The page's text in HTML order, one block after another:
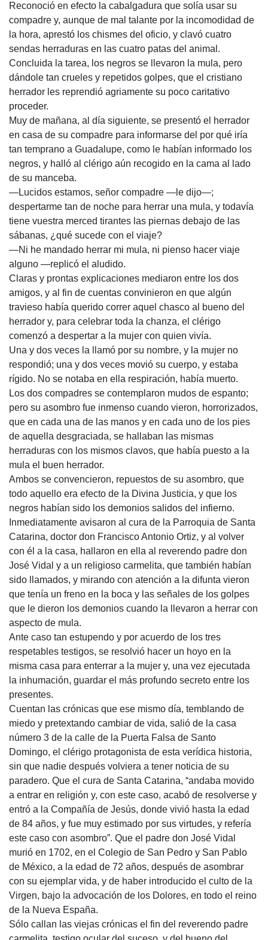
Reconoció en efecto la cabalgadura que solía usar su
compadre y, aunque de mal talante por la incomodidad de
la hora, aprestó los chismes del oficio, y clavó cuatro
sendas herraduras en las cuatro patas del animal.
Concluida la tarea, los negros se llevaron la mula, pero
dándole tan crueles y repetidos golpes, que el cristiano
herrador les reprendió agriamente su poco caritativo
proceder.
Muy de mañana, al día siguiente, se presentó el herrador
en casa de su compadre para informarse del por qué iría
tan temprano a Guadalupe, como le habían informado los
negros, y halló al clérigo aún recogido en la cama al lado
de su manceba.
—Lucidos estamos, señor compadre —le dijo—;
despertarme tan de noche para herrar una mula, y todavía
tiene vuestra merced tirantes las piernas debajo de las
sábanas, ¿qué sucede con el viaje?
—Ni he mandado herrar mi mula, ni pienso hacer viaje
alguno —replicó el aludido.
Claras y prontas explicaciones mediaron entre los dos
amigos, y al fin de cuentas convinieron en que algún
travieso había querido correr aquel chasco al bueno del
herrador y, para celebrar toda la chanza, el clérigo
comenzó a despertar a la mujer con quien vivía.
Una y dos veces la llamó por su nombre, y la mujer no
respondió; una y dos veces movió su cuerpo, y estaba
rígido. No se notaba en ella respiración, había muerto.
Los dos compadres se contemplaron mudos de espanto;
pero su asombro fue inmenso cuando vieron, horrorizados,
que en cada una de las manos y en cada uno de los pies
de aquella desgraciada, se hallaban las mismas
herraduras con los mismos clavos, que había puesto a la
mula el buen herrador.
Ambos se convencieron, repuestos de su asombro, que
todo aquello era efecto de la Divina Justicia, y que los
negros habían sido los demonios salidos del infierno.
Inmediatamente avisaron al cura de la Parroquia de Santa
Catarina, doctor don Francisco Antonio Ortiz, y al volver
con él a la casa, hallaron en ella al reverendo padre don
José Vidal y a un religioso carmelita, que también habían
sido llamados, y mirando con atención a la difunta vieron
que tenía un freno en la boca y las señales de los golpes
que le dieron los demonios cuando la llevaron a herrar con
aspecto de mula.
Ante caso tan estupendo y por acuerdo de los tres
respetables testigos, se resolvió hacer un hoyo en la
misma casa para enterrar a la mujer y, una vez ejecutada
la inhumación, guardar el más profundo secreto entre los
presentes.
Cuentan las crónicas que ese mismo día, temblando de
miedo y pretextando cambiar de vida, salió de la casa
número 3 de la calle de la Puerta Falsa de Santo
Domingo, el clérigo protagonista de esta verídica historia,
sin que nadie después volviera a tener noticia de su
paradero. Que el cura de Santa Catarina, “andaba movido
a entrar en religión y, con este caso, acabó de resolverse y
entró a la Compañía de Jesús, donde vivió hasta la edad
de 84 años, y fue muy estimado por sus virtudes, y refería
este caso con asombro”. Que el padre don José Vidal
murió en 1702, en el Colegio de San Pedro y San Pablo
de México, a la edad de 72 años, después de asombrar
con su ejemplar vida, y de haber introducido el culto de la
Virgen, bajo la advocación de los Dolores, en todo el reino
de la Nueva España.
Sólo callan las viejas crónicas el fin del reverendo padre